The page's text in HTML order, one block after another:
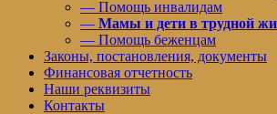
— Помощь инвалидам
— Мамы и дети в трудной
— Помощь беженцам
Законы, постановления, документы
Финансовая отчетность
Наши реквизиты
Контакты